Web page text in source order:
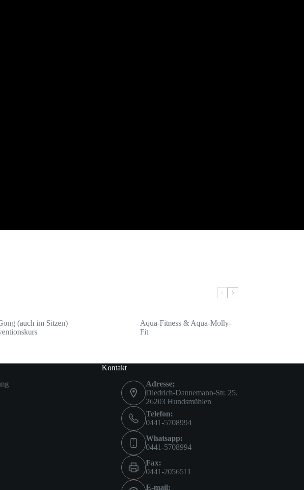
(auch im Sitzen) –
Aqua-Fitness & Aqua-Molly-
Fit
Kontakt
Adresse;
Diedrich-Dannemann-Str. 25,
26203 Hundsmühlen
Telefon:
0441-5708994
Whatsapp:
0441-5708994
Fax:
0441-2056511
E-mail: